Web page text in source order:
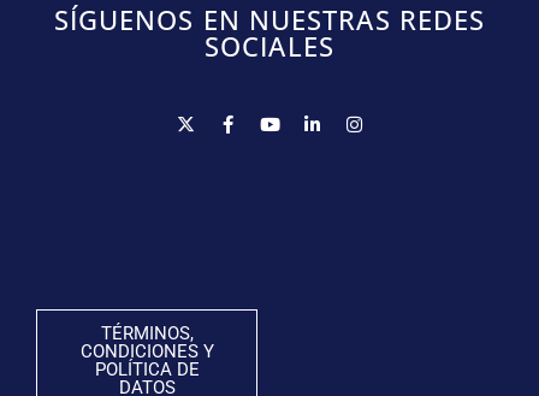
SÍGUENOS EN NUESTRAS REDES
SOCIALES
TÉRMINOS,
CONDICIONES Y
POLÍTICA DE
DATOS